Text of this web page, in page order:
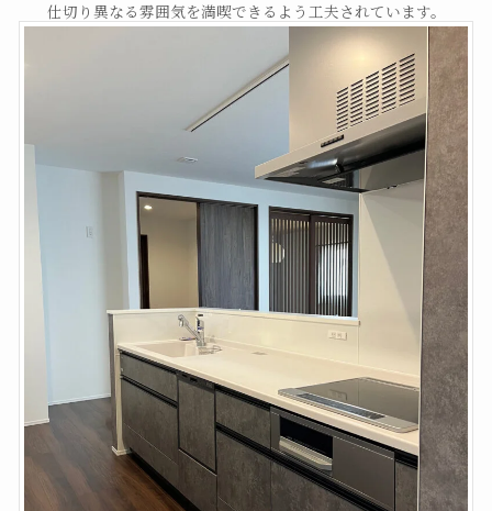
仕切り異なる雰囲気を満喫できるよう工夫されています。